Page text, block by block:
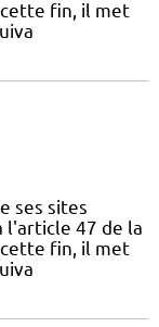
cette fin, il met
ses sites
l'article 47 de la
cette fin, il met